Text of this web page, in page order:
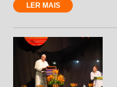
LER MAIS